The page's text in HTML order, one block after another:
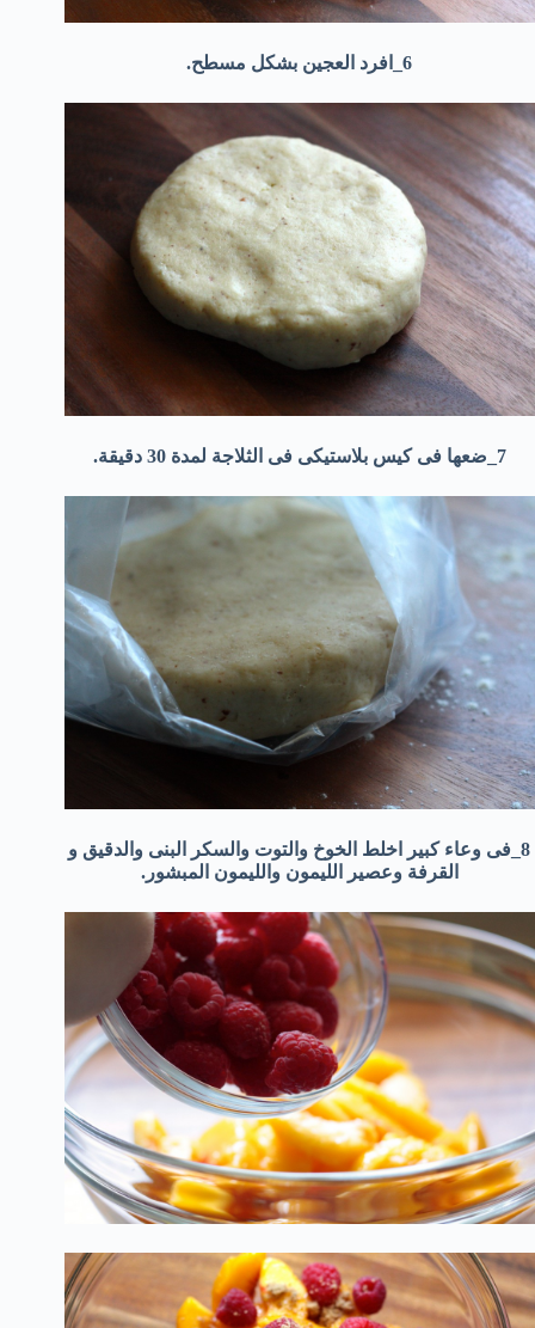
6_افرد العجين بشكل مسطح.
7_ضعها فى كيس بلاستيكى فى الثلاجة لمدة 30 دقيقة.
8_فى وعاء كبير اخلط الخوخ والتوت والسكر البنى والدقيق و
القرفة وعصير الليمون والليمون المبشور.